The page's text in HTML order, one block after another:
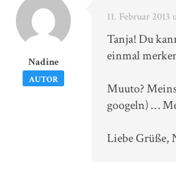
Nadine
AUTOR
11. Februar 2013
Tanja! Du
einmal
Muuto?
googeln) …
Liebe Grüße,